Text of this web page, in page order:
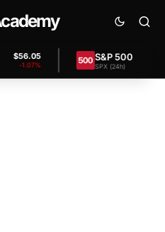
S&P 500
SPX (24h)